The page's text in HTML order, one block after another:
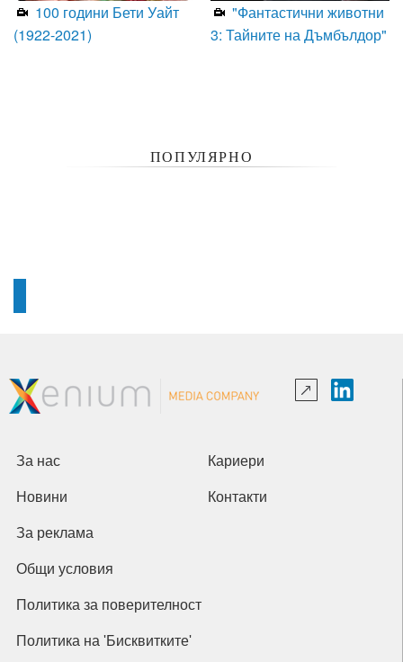
100 години Бети Уайт
(1922-2021)
"Фантастични животни
3: Тайните на Дъмбълдор"
ПОПУЛЯРНО
За нас Кариери
Новини Контакти
За реклама
Общи условия
Политика за поверителност
Политика на 'Бисквитките'